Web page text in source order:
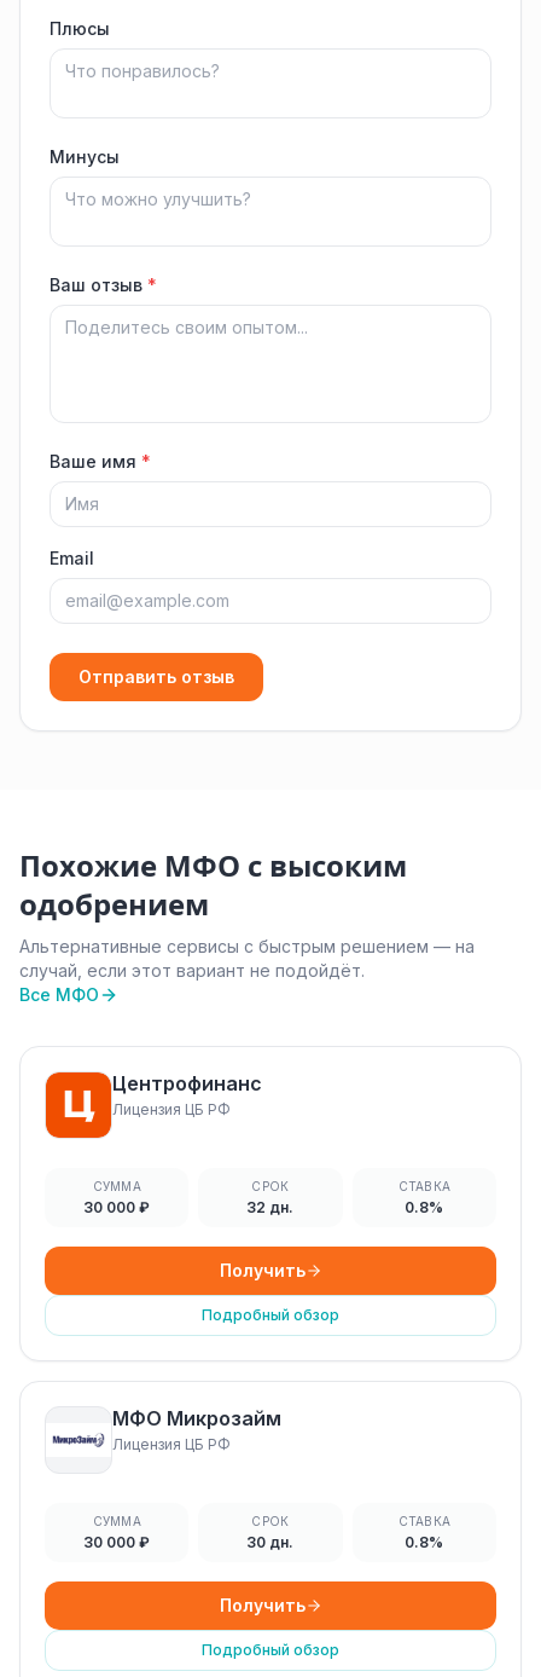
Плюсы
Минусы
Ваш отзыв *
Ваше имя *
Email
Отправить отзыв
Похожие МФО с высоким
одобрением
Альтернативные сервисы с быстрым решением — на
случай, если этот вариант не подойдёт.
Все МФО
Центрофинанс
Лицензия ЦБ РФ
СУММА
30 000 ₽
СРОК
32 дн.
СТАВКА
0.8%
Получить
Подробный обзор
МФО Микрозайм
Лицензия ЦБ РФ
СУММА
30 000 ₽
СРОК
30 дн.
СТАВКА
0.8%
Получить
Подробный обзор